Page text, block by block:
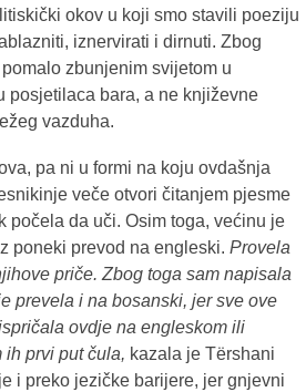
okov u koji smo stavili poeziju
iznervirati i dirnuti. Zbog
zbunjenim svijetom u
posjetilaca bara, a ne književne
vazduha.
pa ni u formi na koju ovdašnja
veče otvori čitanjem pjesme
počela da uči. Osim toga, većinu je
poneki prevod na engleski. Provela
priče. Zbog toga sam napisala
prevela i na bosanski, jer sve ove
ovdje na engleskom ili
prvi put čula, kazala je Tërshani
i preko jezičke barijere, jer gnjevni